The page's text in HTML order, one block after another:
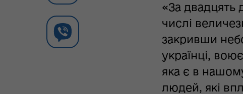
«За двадцять
числі
закривши
українці,
яка є в
людей, які